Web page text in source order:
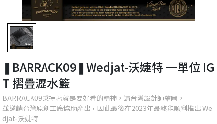
❚BARRACK09❚Wedjat-沃婕特 一單位 IG
T 摺疊瀝水籃
BARRACK09秉持著就是要好看的精神，請台灣設計師繪圖，
並邀請台灣原創工廠協助產出，因此最後在2023年最終能順利推出 We
djat-沃婕特